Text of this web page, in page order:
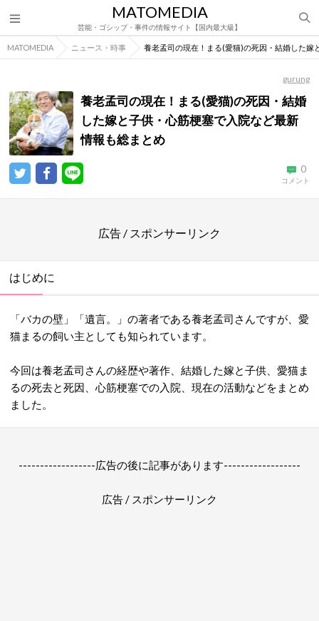
MATOMEDIA
芸能・ゴシップ・事件の情報サイト【国内最大級】
MATOMEDIA ニュース・時事 養老孟司の現在！まる(愛猫)の死因・結婚した
gurung
養老孟司の現在！まる(愛猫)の死因・結婚
した嫁と子供・心筋梗塞で入院など最新
情報も総まとめ
0
コメント
広告 / スポンサーリンク
はじめに
「バカの壁」「遺言。」の著者である養老孟司さんですが、愛
猫まるの飼い主としても知られています。
今回は養老孟司さんの経歴や著作、結婚した嫁と子供、愛猫ま
るの死去と死因、心筋梗塞での入院、現在の活動などをまとめ
ました。
------------------広告の後に記事があります------------------
広告 / スポンサーリンク